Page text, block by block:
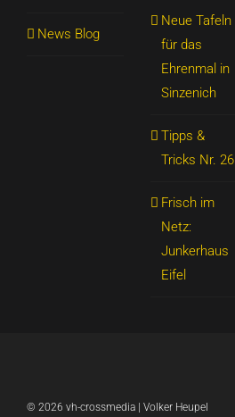
News Blog
Neue Tafeln
für das
Ehrenmal in
Sinzenich
Tipps &
Tricks Nr. 26
Frisch im
Netz:
Junkerhaus
Eifel
© 2026 vh-crossmedia | Volker Heupel